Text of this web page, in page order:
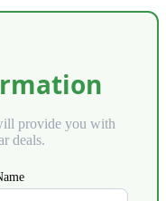
provide you with
deals.